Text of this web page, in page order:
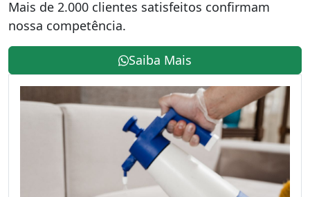
Mais de 2.000 clientes satisfeitos confirmam
nossa competência.
Saiba Mais